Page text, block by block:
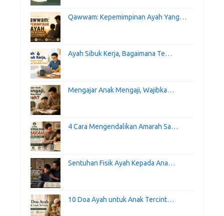
Qawwam: Kepemimpinan Ayah Yang…
Ayah Sibuk Kerja, Bagaimana Te…
Mengajar Anak Mengaji, Wajibka…
4 Cara Mengendalikan Amarah Sa…
Sentuhan Fisik Ayah Kepada Ana…
10 Doa Ayah untuk Anak Tercint…